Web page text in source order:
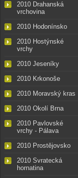
2010 Drahanská
vrchovina
2010 Hodonínsko
2010 Hostýnské
vrchy
2010 Jeseníky
2010 Krkonoše
2010 Moravský kras
2010 Okolí Brna
2010 Pavlovské
vrchy - Pálava
2010 Prostějovsko
2010 Svratecká
hornatina